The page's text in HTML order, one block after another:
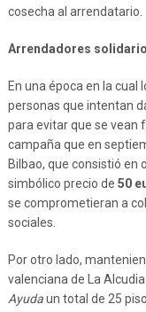
cosecha al arrendatario.
Arrendadores
En una época en la cual
personas que intentan
para evitar que se vean
campaña que en
Bilbao, que consistió en
simbólico precio de 50
se comprometieran a
sociales.
Por otro lado,
valenciana de La
Ayudaun total de 25